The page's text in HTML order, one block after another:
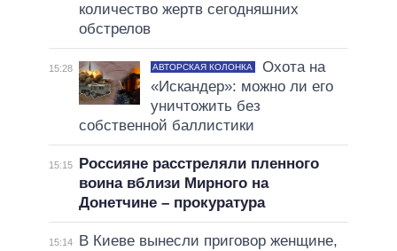
количество жертв сегодняшних
обстрелов
15:28 АВТОРСКАЯ КОЛОНКА
Охота на
«Искандер»: можно ли его
уничтожить без
собственной баллистики
15:15
Россияне расстреляли пленного
воина вблизи Мирного на
Донетчине – прокуратура
15:14
В Киеве вынесли приговор женщине,